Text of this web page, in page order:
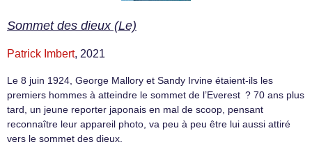
Sommet des dieux (Le)
Patrick Imbert, 2021
Le 8 juin 1924, George Mallory et Sandy Irvine étaient-ils les
premiers hommes à atteindre le sommet de l’Everest ? 70 ans plus
tard, un jeune reporter japonais en mal de scoop, pensant
reconnaître leur appareil photo, va peu à peu être lui aussi attiré
vers le sommet des dieux.